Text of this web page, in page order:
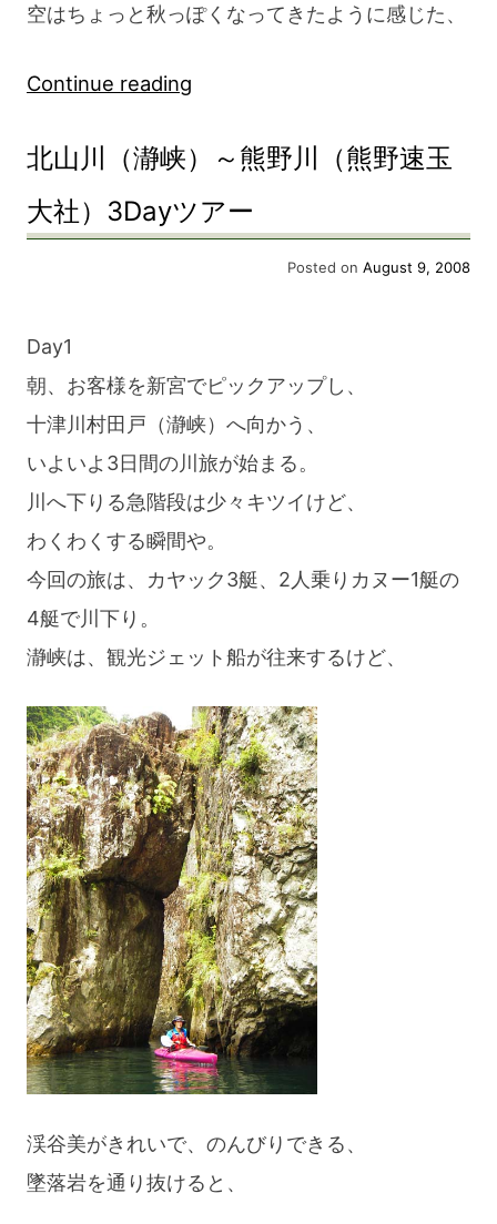
空はちょっと秋っぽくなってきたように感じた、
Continue reading
川
（瀞
峡）
川
（熊
野
速
ツ
ア
ー”
北山川（瀞峡）～熊野川（熊野速玉
大社）3Dayツアー
Posted on August 9, 2008
Day1
朝、お客様を新宮でピックアップし、
十津川村田戸（瀞峡）へ向かう、
いよいよ3日間の川旅が始まる。
川へ下りる急階段は少々キツイけど、
わくわくする瞬間や。
今回の旅は、カヤック3艇、2人乗りカヌー1艇の
4艇で川下り。
瀞峡は、観光ジェット船が往来するけど、
渓谷美がきれいで、のんびりできる、
墜落岩を通り抜けると、